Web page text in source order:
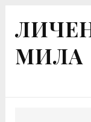
МИЛА